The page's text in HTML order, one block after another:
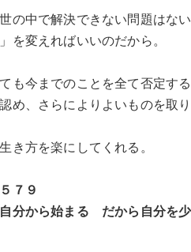
の中で解決できない問題はな
を変えればいいのだから。
も今までのことを全て否定す
め、さらによりよいものを取
き方を楽にしてくれる。
７９
分から始まる だから自分を